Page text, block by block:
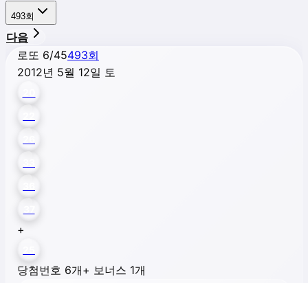
493회
다음
로또 6/45493회
2012년 5월 12일 토
+
당첨번호 6개+ 보너스 1개